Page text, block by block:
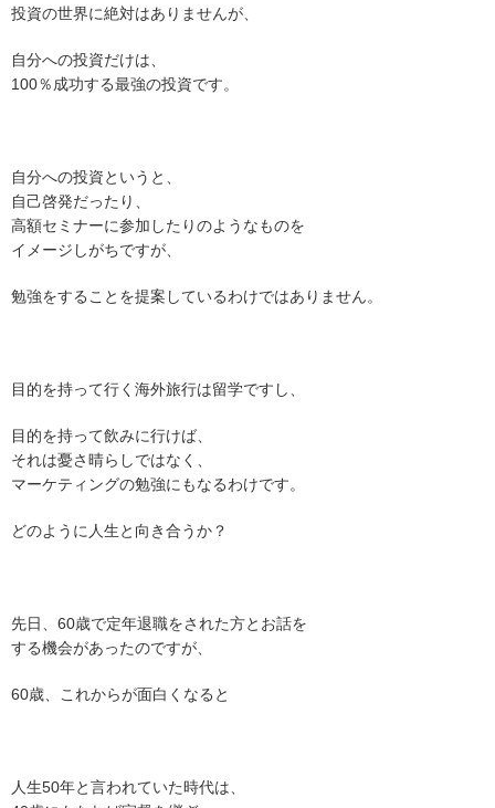
投資の世界に絶対はありませんが、
自分への投資だけは、
100％成功する最強の投資です。
自分への投資というと、
自己啓発だったり、
高額セミナーに参加したりのようなものを
イメージしがちですが、
勉強をすることを提案しているわけではありません。
目的を持って行く海外旅行は留学ですし、
目的を持って飲みに行けば、
それは憂さ晴らしではなく、
マーケティングの勉強にもなるわけです。
どのように人生と向き合うか？
先日、60歳で定年退職をされた方とお話を
する機会があったのですが、
60歳、これからが面白くなると
人生50年と言われていた時代は、